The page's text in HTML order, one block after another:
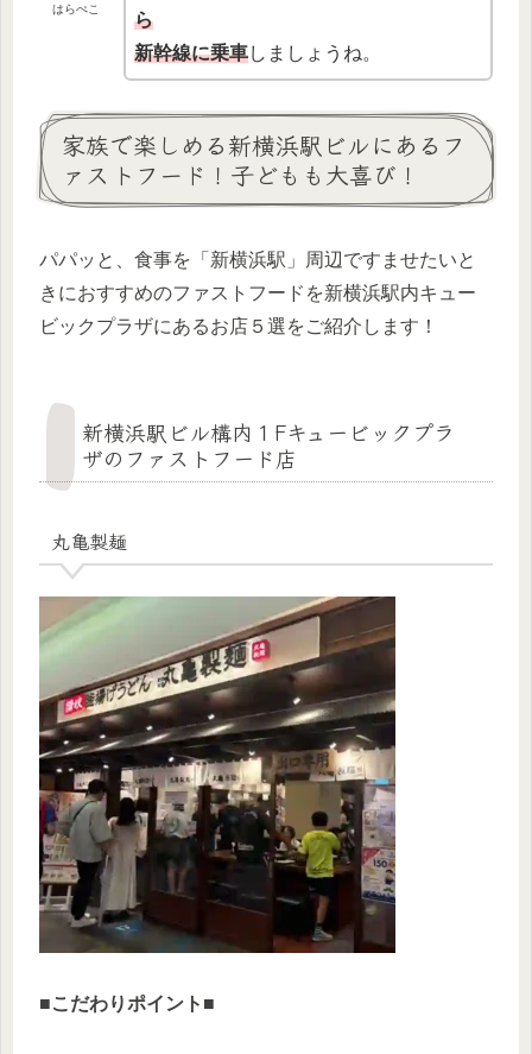
はらぺこ
ら
新幹線に乗車しましょうね。
家族で楽しめる新横浜駅ビルにあるフ
ァストフード！子どもも大喜び！
パパッと、食事を「新横浜駅」周辺ですませたいと
きにおすすめのファストフードを新横浜駅内キュー
ビックプラザにあるお店５選をご紹介します！
新横浜駅ビル構内１Fキュービックプラ
ザのファストフード店
丸亀製麺
■こだわりポイント ■